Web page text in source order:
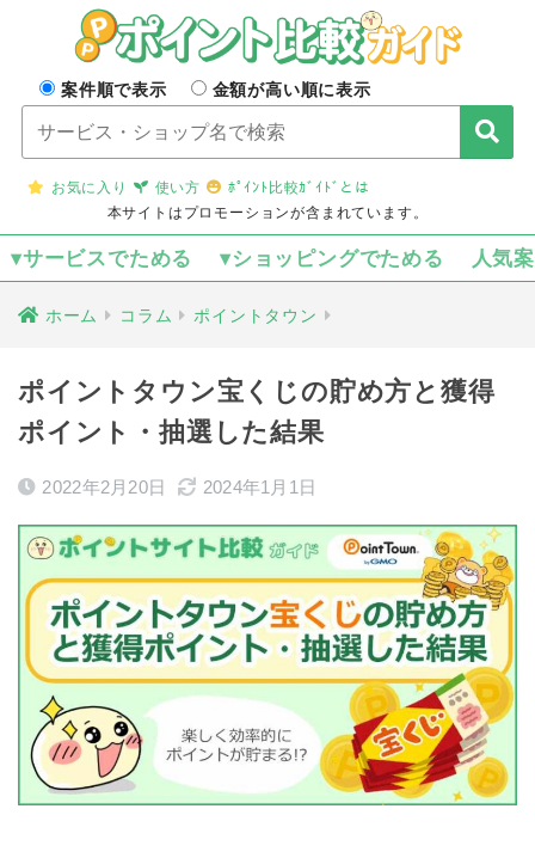
案件順で表示 金額が高い順に表示
お気に入り 使い方
ﾎﾟｲﾝﾄ比較ｶﾞｲﾄﾞとは
本サイトはプロモーションが含まれています。
▾サービスでためる ▾ショッピングでためる 人気
ホーム コラム ポイントタウン
ポイントタウン宝くじの貯め方と獲得
ポイント・抽選した結果
2022年2月20日 2024年1月1日